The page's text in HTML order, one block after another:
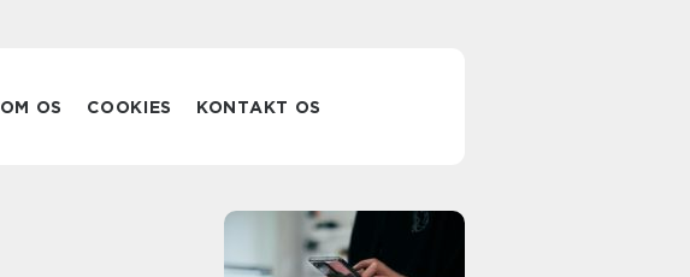
OM OS COOKIES KONTAKT OS